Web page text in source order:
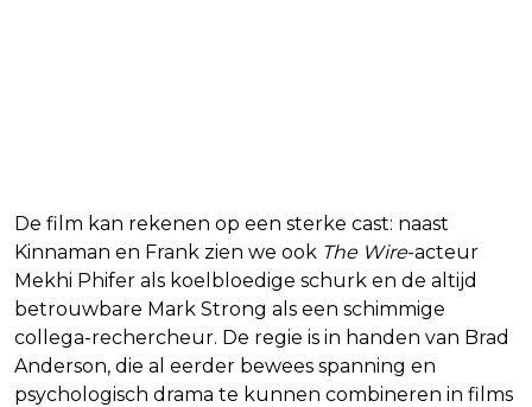
De film kan rekenen op een sterke cast: naast
Kinnaman en Frank zien we ook The Wire-acteur
Mekhi Phifer als koelbloedige schurk en de altijd
betrouwbare Mark Strong als een schimmige
collega-rechercheur. De regie is in handen van Brad
Anderson, die al eerder bewees spanning en
psychologisch drama te kunnen combineren in films